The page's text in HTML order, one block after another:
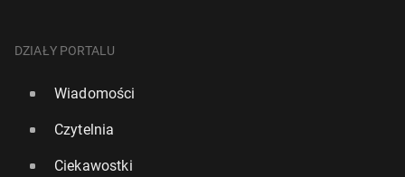
DZIAŁY PORTALU
Wiadomości
Czytelnia
Ciekawostki